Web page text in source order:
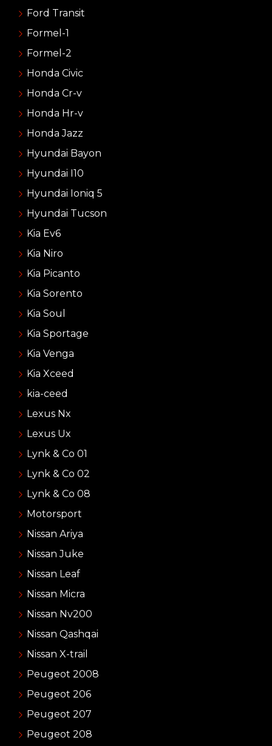
Ford Transit
Formel-1
Formel-2
Honda Civic
Honda Cr-v
Honda Hr-v
Honda Jazz
Hyundai Bayon
Hyundai I10
Hyundai Ioniq 5
Hyundai Tucson
Kia Ev6
Kia Niro
Kia Picanto
Kia Sorento
Kia Soul
Kia Sportage
Kia Venga
Kia Xceed
kia-ceed
Lexus Nx
Lexus Ux
Lynk & Co 01
Lynk & Co 02
Lynk & Co 08
Motorsport
Nissan Ariya
Nissan Juke
Nissan Leaf
Nissan Micra
Nissan Nv200
Nissan Qashqai
Nissan X-trail
Peugeot 2008
Peugeot 206
Peugeot 207
Peugeot 208